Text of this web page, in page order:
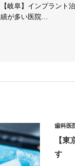
【岐阜】インプラント
績が多い医院…
歯科医
【
す